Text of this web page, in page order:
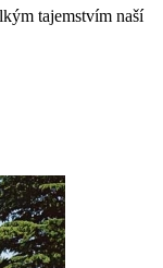
tajemstvím naší